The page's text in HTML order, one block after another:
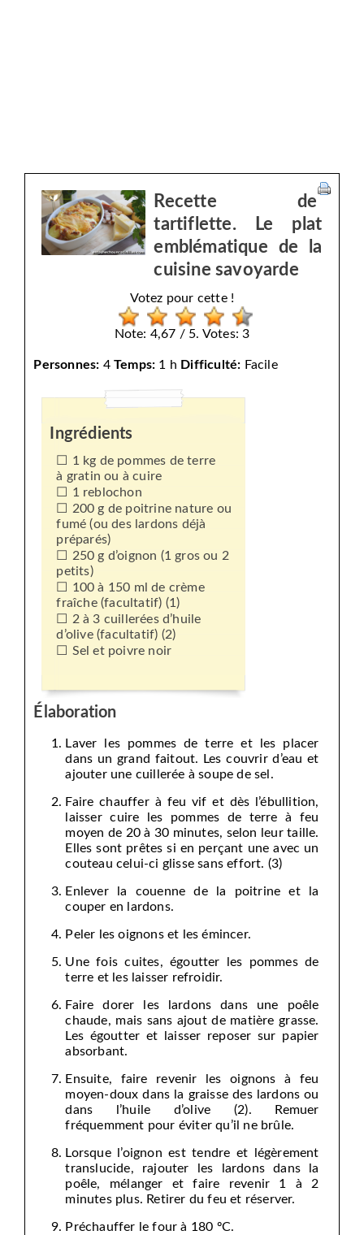
Recette de
tartiflette. Le plat
emblématique de la
cuisine savoyarde
Votez pour cette !
Note: 4,67 / 5. Votes: 3
Personnes: 4 Temps: 1 h Difficulté: Facile
Ingrédients
1 kg de pommes de terre
à gratin ou à cuire
1 reblochon
200 g de poitrine nature ou
fumé (ou des lardons déjà
préparés)
250 g d’oignon (1 gros ou 2
petits)
100 à 150 ml de crème
fraîche (facultatif) (1)
2 à 3 cuillerées d’huile
d’olive (facultatif) (2)
Sel et poivre noir
Élaboration
Laver les pommes de terre et les placer
dans un grand faitout. Les couvrir d’eau et
ajouter une cuillerée à soupe de sel.
Faire chauffer à feu vif et dès l’ébullition,
laisser cuire les pommes de terre à feu
moyen de 20 à 30 minutes, selon leur taille.
Elles sont prêtes si en perçant une avec un
couteau celui-ci glisse sans effort. (3)
Enlever la couenne de la poitrine et la
couper en lardons.
Peler les oignons et les émincer.
Une fois cuites, égoutter les pommes de
terre et les laisser refroidir.
Faire dorer les lardons dans une poêle
chaude, mais sans ajout de matière grasse.
Les égoutter et laisser reposer sur papier
absorbant.
Ensuite, faire revenir les oignons à feu
moyen-doux dans la graisse des lardons ou
dans l’huile d’olive (2). Remuer
fréquemment pour éviter qu’il ne brûle.
Lorsque l’oignon est tendre et légèrement
translucide, rajouter les lardons dans la
poêle, mélanger et faire revenir 1 à 2
minutes plus. Retirer du feu et réserver.
Préchauffer le four à 180 ºC.